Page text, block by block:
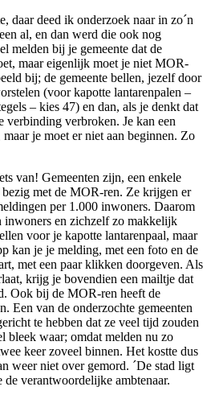
daar deed ik onderzoek naar in zo´n
al, en dan werd die ook nog
melden bij je gemeente dat de
maar eigenlijk moet je niet MOR-
bij; de gemeente bellen, jezelf door
(voor kapotte lantarenpalen –
– kies 47) en dan, als je denkt dat
verbroken. Je kan een
je moet er niet aan beginnen. Zo
van! Gemeenten zijn, een enkele
met de MOR-ren. Ze krijgen er
per 1.000 inwoners. Daarom
inwoners en zichzelf zo makkelijk
voor je kapotte lantarenpaal, maar
kan je je melding, met een foto en de
met een paar klikken doorgeven. Als
krijg je bovendien een mailtje dat
Ook bij de MOR-ren heeft de
Een van de onderzochte gemeenten
te hebben dat ze veel tijd zouden
bleek waar; omdat melden nu zo
keer zoveel binnen. Het kostte dus
weer niet over gemord. ´De stad ligt
de verantwoordelijke ambtenaar.